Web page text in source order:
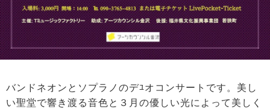
バンドネオンとソプラノのデﾕオコンサートです。美し
い聖堂で響き渡る音色と３月の優しい光によって美しく